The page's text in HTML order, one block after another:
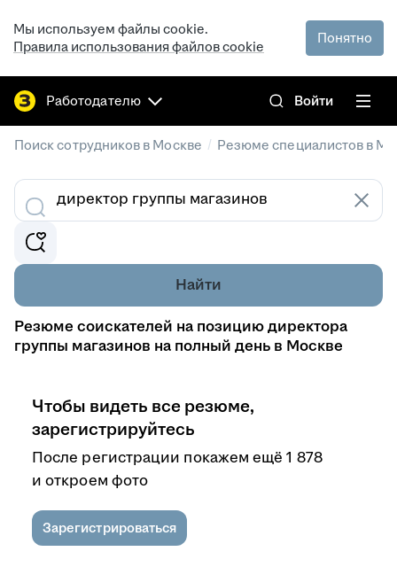
Мы используем файлы cookie.
Правила использования файлов cookie
Понятно
Работодателю Войти
Поиск сотрудников в Москве / Резюме специалистов в
Найти
Резюме соискателей на позицию директора
группы магазинов на полный день в Москве
Чтобы видеть все резюме,
зарегистрируйтесь
После регистрации покажем ещё 1 878
и откроем фото
Зарегистрироваться